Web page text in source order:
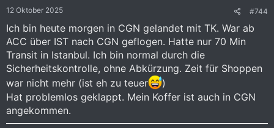
n
12 Oktober 2025 #744
Ich bin heute morgen in CGN gelandet mit TK. War ab
ACC über IST nach CGN geflogen. Hatte nur 70 Min
Transit in Istanbul. Ich bin normal durch die
Sicherheitskontrolle, ohne Abkürzung. Zeit für Shoppen
war nicht mehr (ist eh zu teuer
)
Hat problemlos geklappt. Mein Koffer ist auch in CGN
angekommen.